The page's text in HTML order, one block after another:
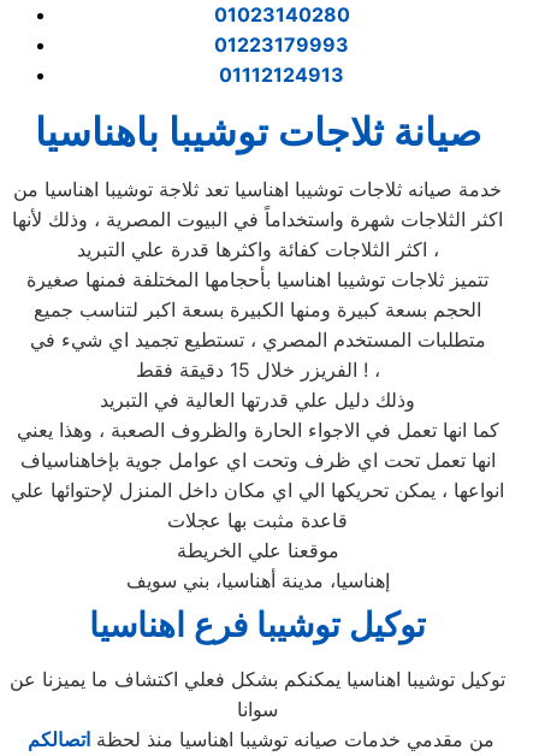
01023140280
01223179993
01112124913
صيانة ثلاجات توشيبا باهناسيا
خدمة صيانه ثلاجات توشيبا اهناسيا تعد ثلاجة توشيبا اهناسيا من
اكثر الثلاجات شهرة واستخداماً في البيوت المصرية ، وذلك لأنها
اكثر الثلاجات كفائة واكثرها قدرة علي التبريد ،
تتميز ثلاجات توشيبا اهناسيا بأحجامها المختلفة فمنها صغيرة
الحجم بسعة كبيرة ومنها الكبيرة بسعة اكبر لتناسب جميع
متطلبات المستخدم المصري ، تستطيع تجميد اي شيء في
الفريزر خلال 15 دقيقة فقط ! ،
وذلك دليل علي قدرتها العالية في التبريد
كما انها تعمل في الاجواء الحارة والظروف الصعبة ، وهذا يعني
انها تعمل تحت اي ظرف وتحت اي عوامل جوية بإخاهناسياف
انواعها ، يمكن تحريكها الي اي مكان داخل المنزل لإحتوائها علي
قاعدة مثبت بها عجلات
موقعنا علي الخريطة
إهناسيا، مدينة أهناسيا، بني سويف
توكيل توشيبا فرع اهناسيا
توكيل توشيبا اهناسيا يمكنكم بشكل فعلي اكتشاف ما يميزنا عن
سوانا
من مقدمي خدمات صيانه توشيبا اهناسيا منذ لحظةاتصالكم